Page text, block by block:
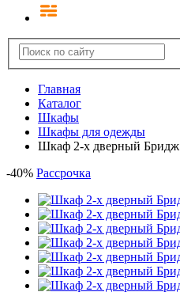
Главная
Каталог
Шкафы
Шкафы для одежды
Шкаф 2-х дверный Бридж
-40% Рассрочка